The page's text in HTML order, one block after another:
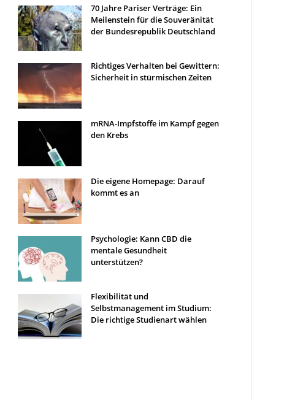
70 Jahre Pariser Verträge: Ein
Meilenstein für die Souveränität
der Bundesrepublik Deutschland
Richtiges Verhalten bei Gewittern:
Sicherheit in stürmischen Zeiten
mRNA-Impfstoffe im Kampf gegen
den Krebs
Die eigene Homepage: Darauf
kommt es an
Psychologie: Kann CBD die
mentale Gesundheit
unterstützen?
Flexibilität und
Selbstmanagement im Studium:
Die richtige Studienart wählen